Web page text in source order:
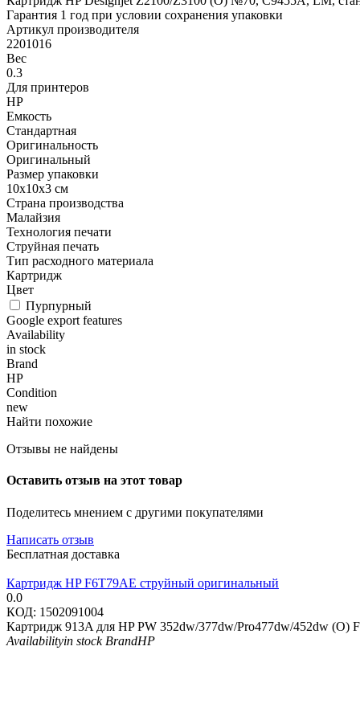
Гарантия 1 год при условии сохранения упаковки
Артикул производителя
2201016
Вес
0.3
Для принтеров
HP
Емкость
Стандартная
Оригинальность
Оригинальный
Размер упаковки
10x10x3 см
Страна производства
Малайзия
Технология печати
Струйная печать
Тип расходного материала
Картридж
Цвет
Пурпурный
Google export features
Availability
in stock
Brand
HP
Condition
new
Найти похожие
Отзывы не найдены
Оставить отзыв на этот товар
Поделитесь мнением с другими покупателями
Написать отзыв
Бесплатная доставка
Картридж HP F6T79AE струйный оригинальный
0.0
КОД: 1502091004
Картридж 913A для HP PW 352dw/377dw/Pro477dw/452dw (O)
Availabilityin stock BrandHP